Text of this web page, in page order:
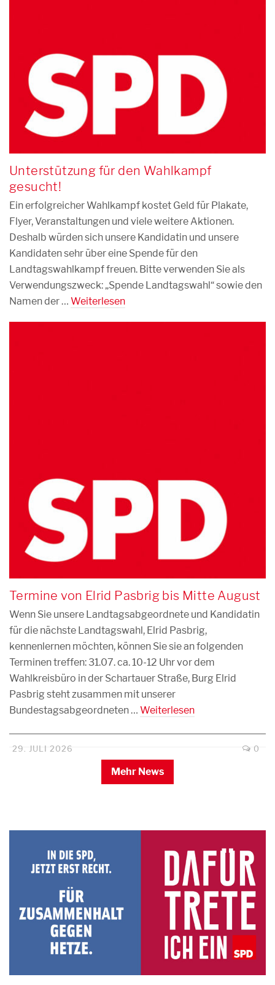
Unterstützung für den Wahlkampf
gesucht!
Ein erfolgreicher Wahlkampf kostet Geld für Plakate,
Flyer, Veranstaltungen und viele weitere Aktionen.
Deshalb würden sich unsere Kandidatin und unsere
Kandidaten sehr über eine Spende für den
Landtagswahlkampf freuen. Bitte verwenden Sie als
Verwendungszweck: „Spende Landtagswahl“ sowie den
Namen der … Weiterlesen
Termine von Elrid Pasbrig bis Mitte August
Wenn Sie unsere Landtagsabgeordnete und Kandidatin
für die nächste Landtagswahl, Elrid Pasbrig,
kennenlernen möchten, können Sie sie an folgenden
Terminen treffen: 31.07. ca. 10-12 Uhr vor dem
Wahlkreisbüro in der Schartauer Straße, Burg Elrid
Pasbrig steht zusammen mit unserer
Bundestagsabgeordneten … Weiterlesen
29. JULI 2026 0
Mehr News